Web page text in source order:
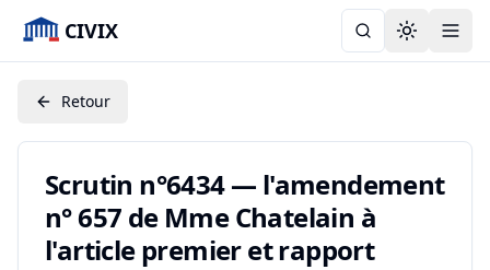
CIVIX Toggle
Retour
Scrutin n°6434 — l'amendement
n° 657 de Mme Chatelain à
l'article premier et rapport